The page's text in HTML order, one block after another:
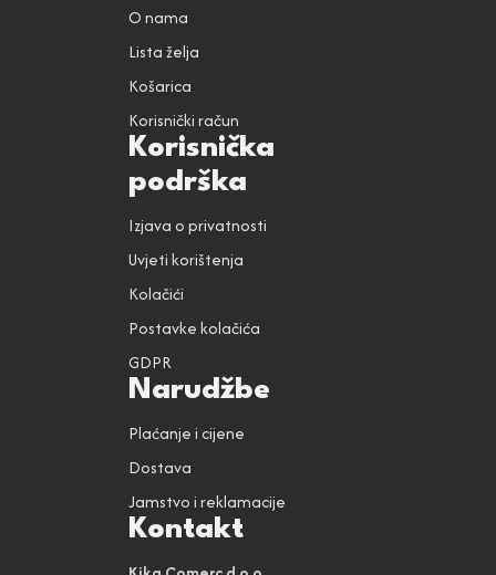
O nama
Lista želja
Košarica
Korisnički račun
Korisnička
podrška
Izjava o privatnosti
Uvjeti korištenja
Kolačići
Postavke kolačića
GDPR
Narudžbe
Plaćanje i cijene
Dostava
Jamstvo i reklamacije
Kontakt